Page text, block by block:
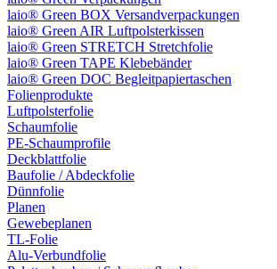
laio® Green BOX Versandverpackungen
laio® Green AIR Luftpolsterkissen
laio® Green STRETCH Stretchfolie
laio® Green TAPE Klebebänder
laio® Green DOC Begleitpapiertaschen
Folienprodukte
Luftpolsterfolie
Schaumfolie
PE-Schaumprofile
Deckblattfolie
Baufolie / Abdeckfolie
Dünnfolie
Planen
Gewebeplanen
TL-Folie
Alu-Verbundfolie